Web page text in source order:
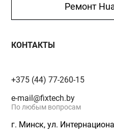
Ремонт
КОНТАКТЫ
+375 (44) 77-260-15
e-mail@fixtech.by
По любым вопросам
г. Минск, ул.